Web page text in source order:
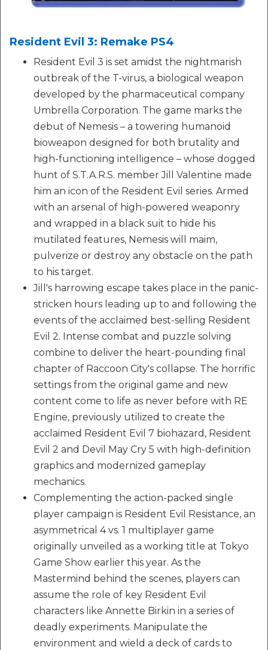
Resident Evil 3: Remake PS4
Resident Evil 3 is set amidst the nightmarish
outbreak of the T-virus, a biological weapon
developed by the pharmaceutical company
Umbrella Corporation. The game marks the
debut of Nemesis – a towering humanoid
bioweapon designed for both brutality and
high-functioning intelligence – whose dogged
hunt of S.T.A.R.S. member Jill Valentine made
him an icon of the Resident Evil series. Armed
with an arsenal of high-powered weaponry
and wrapped in a black suit to hide his
mutilated features, Nemesis will maim,
pulverize or destroy any obstacle on the path
to his target.
Jill's harrowing escape takes place in the panic-
stricken hours leading up to and following the
events of the acclaimed best-selling Resident
Evil 2. Intense combat and puzzle solving
combine to deliver the heart-pounding final
chapter of Raccoon City's collapse. The horrific
settings from the original game and new
content come to life as never before with RE
Engine, previously utilized to create the
acclaimed Resident Evil 7 biohazard, Resident
Evil 2 and Devil May Cry 5 with high-definition
graphics and modernized gameplay
mechanics.
Complementing the action-packed single
player campaign is Resident Evil Resistance, an
asymmetrical 4 vs. 1 multiplayer game
originally unveiled as a working title at Tokyo
Game Show earlier this year. As the
Mastermind behind the scenes, players can
assume the role of key Resident Evil
characters like Annette Birkin in a series of
deadly experiments. Manipulate the
environment and wield a deck of cards to